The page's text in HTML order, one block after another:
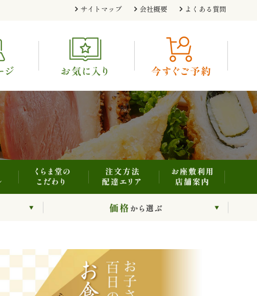
サイトマップ 会社概要 よくある質問
ご利用シーンから選ぶ 価格から選ぶ